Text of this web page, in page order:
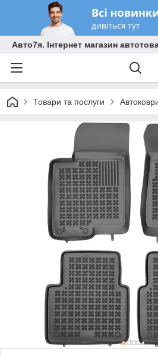
Авто7я. Інтернет магазин
Товари та послуги